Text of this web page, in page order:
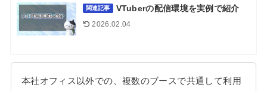
関連記事 VTuberの配信環境を実例で紹介
2026.02.04
本社オフィス以外での、複数のブースで共通して利用